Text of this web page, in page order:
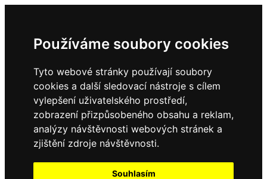
Používáme soubory cookies
Tyto webové stránky používají soubory
cookies a další sledovací nástroje s cílem
vylepšení uživatelského prostředí,
zobrazení přizpůsobeného obsahu a reklam,
analýzy návštěvnosti webových stránek a
zjištění zdroje návštěvnosti.
Souhlasím